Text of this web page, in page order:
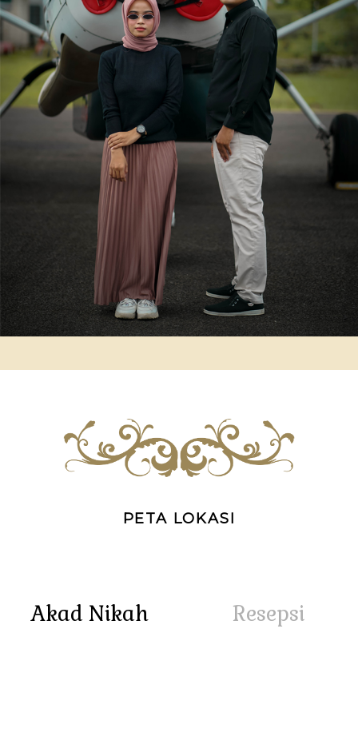
PETA LOKASI
Akad Nikah Resepsi